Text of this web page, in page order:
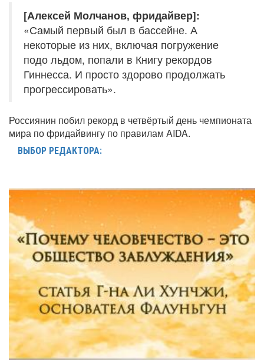
[Алексей Молчанов, фридайвер]:
«Самый первый был в бассейне. А
некоторые из них, включая погружение
подо льдом, попали в Книгу рекордов
Гиннесса. И просто здорово продолжать
прогрессировать».
Россиянин побил рекорд в четвёртый день чемпионата
мира по фридайвингу по правилам AIDA.
ВЫБОР РЕДАКТОРА: